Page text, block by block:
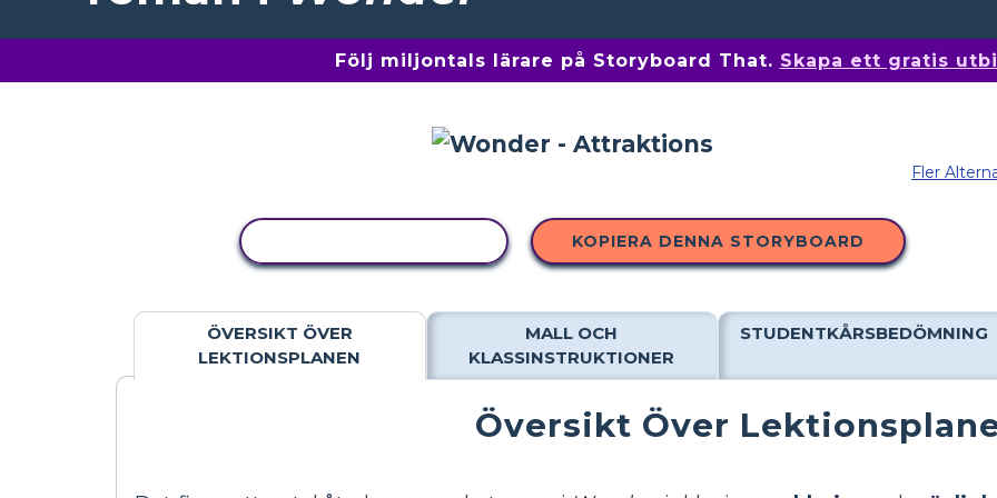
Följ miljontals lärare på Storyboard That. Skapa ett gratis
Fler
KOPIERA DENNA STORYBOARD
ÖVERSIKT ÖVER
LEKTIONSPLANEN
MALL OCH
KLASSINSTRUKTIONER
STUDENTKÅRSBEDÖMNING
Översikt Över